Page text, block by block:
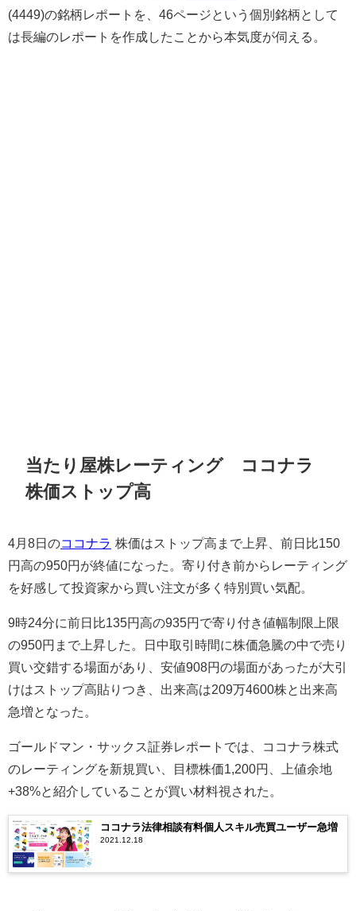
(4449)の銘柄レポートを、46ページという個別銘柄として
は長編のレポートを作成したことから本気度が伺える。
当たり屋株レーティング ココナラ
株価ストップ高
4月8日のココナラ 株価はストップ高まで上昇、前日比150
円高の950円が終値になった。寄り付き前からレーティング
を好感して投資家から買い注文が多く特別買い気配。
9時24分に前日比135円高の935円で寄り付き値幅制限上限
の950円まで上昇した。日中取引時間に株価急騰の中で売り
買い交錯する場面があり、安値908円の場面があったが大引
けはストップ高貼りつき、出来高は209万4600株と出来高
急増となった。
ゴールドマン・サックス証券レポートでは、ココナラ株式
のレーティングを新規買い、目標株価1,200円、上値余地
+38%と紹介していることが買い材料視された。
ココナラ法律相談有料個人スキル売買ユーザー急増
2021.12.18